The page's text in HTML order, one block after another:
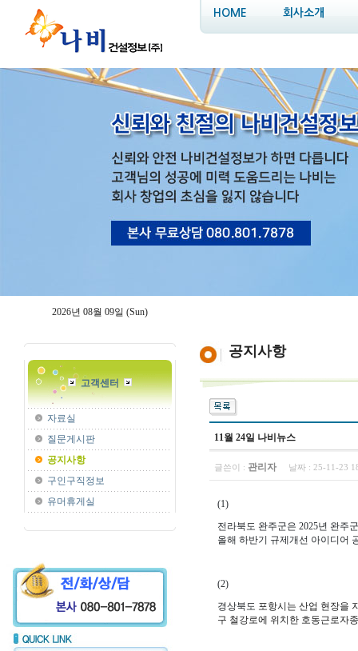
HOME 회사소개
2026년 08월 09일 (Sun)
고객센터
자료실
질문게시판
공지사항
구인구직정보
유머휴게실
공지사항
11월 24일 나비뉴스
글쓴이 : 관리자 날짜 : 25-11-23
(1)
전라북도 완주군은 2025년 완주
올해 하반기 규제개선 아이디어
(2)
경상북도 포항시는 산업 현장을
구 철강로에 위치한 호동근로자